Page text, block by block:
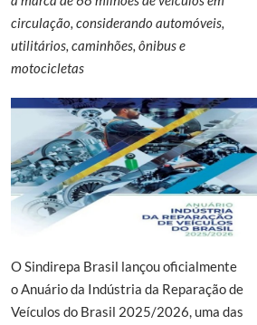
circulação, considerando automóveis,
utilitários, caminhões, ônibus e
motocicletas
O Sindirepa Brasil lançou oficialmente
o Anuário da Indústria da Reparação de
Veículos do Brasil 2025/2026, uma das